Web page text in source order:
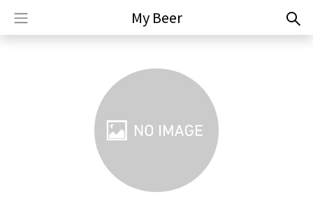
My Beer